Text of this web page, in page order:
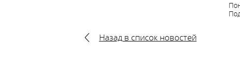
Назад в список новостей